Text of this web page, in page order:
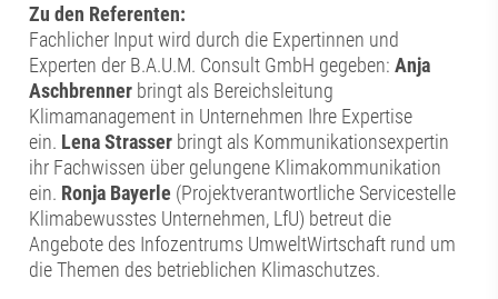
Zu den Referenten:
Fachlicher Input wird durch die Expertinnen und
Experten der B.A.U.M. Consult GmbH gegeben:Anja
Aschbrenner bringt als Bereichsleitung
Klimamanagement in Unternehmen Ihre Expertise
ein. Lena Strasser bringt als Kommunikationsexpertin
ihr Fachwissen über gelungene Klimakommunikation
ein. Ronja Bayerle (Projektverantwortliche Servicestelle
Klimabewusstes Unternehmen, LfU) betreut die
Angebote des Infozentrums UmweltWirtschaft rund um
die Themen des betrieblichen Klimaschutzes.